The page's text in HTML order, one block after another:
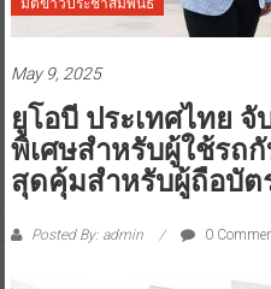
มิติข่าวประชาสัมพันธ์
May 9, 2025
ยูโอบี ประเทศไทย
พิเศษสำหรับผู้ใช้รถ
สุดคุ้มสำหรับผู้ถือบัต
Posted By: admin 0